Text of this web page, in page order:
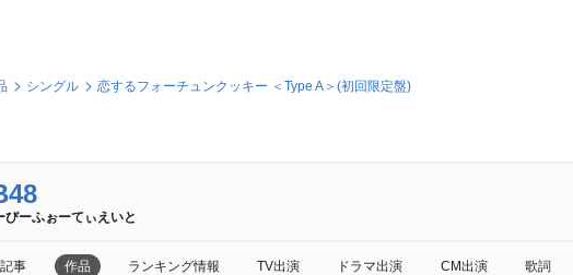
シングル 恋するフォーチュンクッキー ＜Type A＞(初回限定盤)
びーふぉーてぃえいと
記事 作品 ランキング情報 TV出演 ドラマ出演 CM出演 歌詞